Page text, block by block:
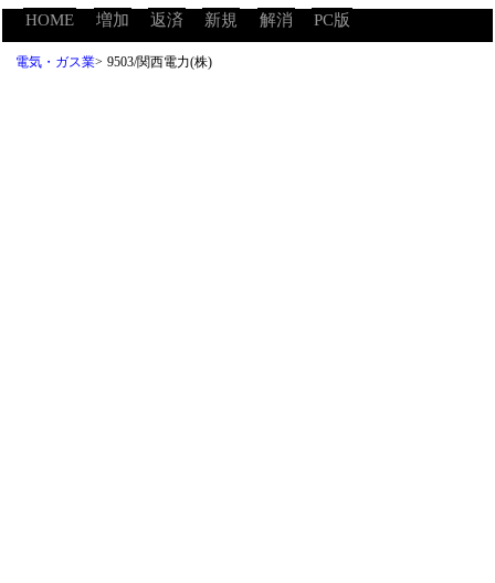
HOME 増加 返済 新規 解消 PC版
電気・ガス業> 9503/関西電力(株)